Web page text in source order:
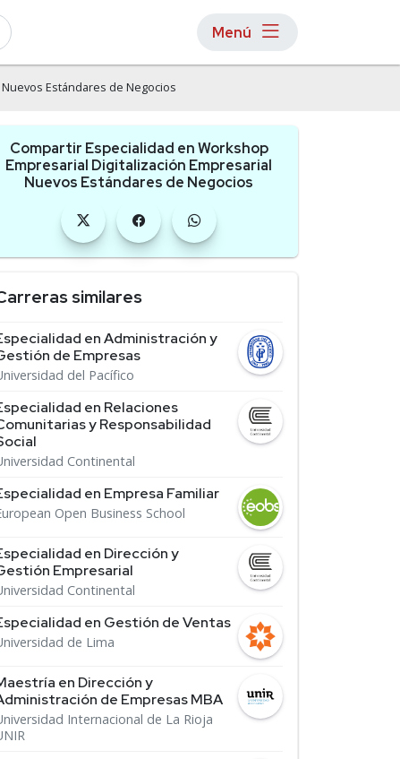
Menú
Estándares de Negocios
Compartir Especialidad en Workshop
Empresarial Digitalización Empresarial
Nuevos Estándares de Negocios
similares
en Administración y
de Empresas
del Pacífico
en Relaciones
y Responsabilidad
Continental
en Empresa Familiar
Open Business School
en Dirección y
Empresarial
Continental
en Gestión de Ventas
de Lima
en Dirección y
de Empresas MBA
Internacional de La Rioja